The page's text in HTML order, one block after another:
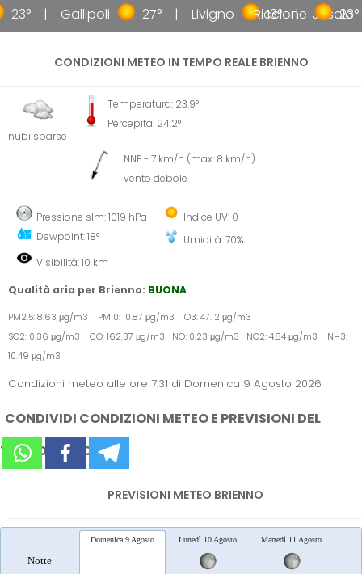
23° Gallipoli 27° Livigno 13° Jesolo
Riccione 23°
CONDIZIONI METEO IN TEMPO REALE BRIENNO
nubi sparse
Temperatura: 23.9°
Percepita: 24.2°
NNE - 7 km/h (max: 8 km/h)
vento debole
Pressione slm: 1019 hPa
Dewpoint: 18°
Indice UV: 0
Umidità: 70%
Visibilità: 10 km
Qualità aria per Brienno: BUONA
PM2.5: 8.63 μg/m3 PM10: 10.87 μg/m3 O3: 47.12 μg/m3
SO2: 0.36 μg/m3 CO: 162.37 μg/m3 NO: 0.23 μg/m3 NO2: 4.84 μg/m3 NH3:
10.49 μg/m3
Condizioni meteo alle ore 7:31 di Domenica 9 Agosto 2026
CONDIVIDI CONDIZIONI METEO E PREVISIONI DEL
TEMPO SUI SOCIAL
PREVISIONI METEO BRIENNO
Notte
Domenica 9 Agosto Lunedì 10 Agosto Martedì 11 Agosto